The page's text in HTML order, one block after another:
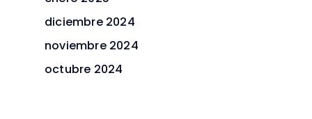
diciembre 2024
noviembre 2024
octubre 2024